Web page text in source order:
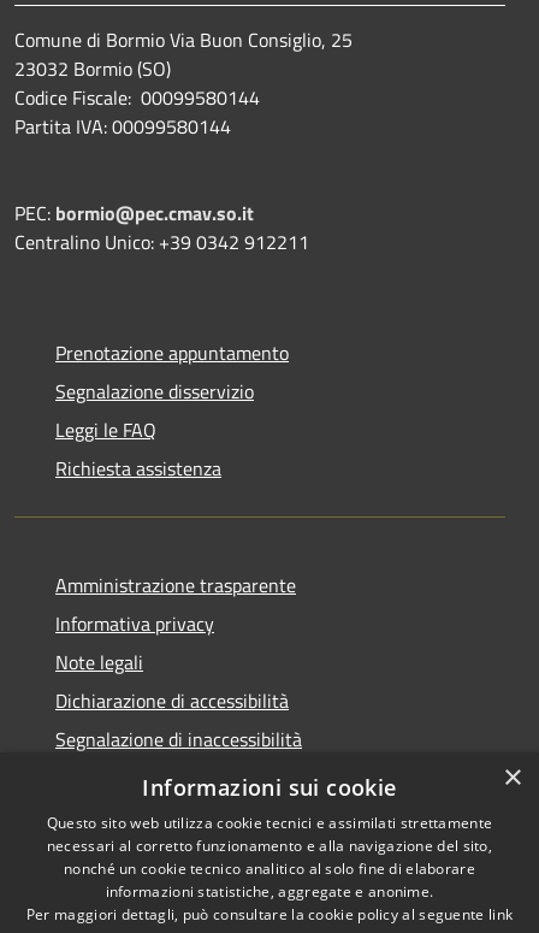
Comune di Bormio Via Buon Consiglio, 25
23032 Bormio (SO)
Codice Fiscale: 00099580144
Partita IVA: 00099580144
PEC: bormio@pec.cmav.so.it
Centralino Unico: +39 0342 912211
Prenotazione appuntamento
Segnalazione disservizio
Leggi le FAQ
Richiesta assistenza
Amministrazione trasparente
Informativa privacy
Note legali
Dichiarazione di accessibilità
Segnalazione di inaccessibilità
Whistleblowing segnalazione illeciti
Copyright © 2026 • Comune di
Bormio • Powered by
×
Informazioni sui cookie
Questo sito web utilizza cookie tecnici e assimilati strettamente
necessari al corretto funzionamento e alla navigazione del sito,
nonché un cookie tecnico analitico al solo fine di elaborare
informazioni statistiche, aggregate e anonime.
Per maggiori dettagli, può consultare la cookie policy al seguente link